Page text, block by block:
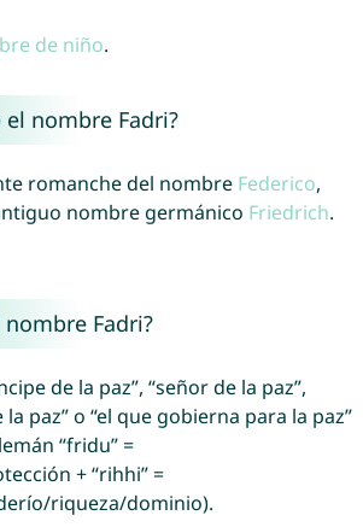
de niño.
nombre Fadri?
romanche del nombre Federico,
nombre germánico Friedrich.
Fadri?
de la paz”, “señor de la paz”,
paz” o “el que gobierna para la paz”
“fridu” =
+ “rihhi” =
riqueza/dominio).